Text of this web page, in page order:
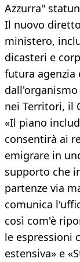
Azzurra"
Il nuovo
ministero,
dicasteri e
futura agenzia
nei Territori, il
«Il piano
consentirà ai
emigrare in
supporto che
partenze via
comunica
così com'è
le espressioni
estensiva» e